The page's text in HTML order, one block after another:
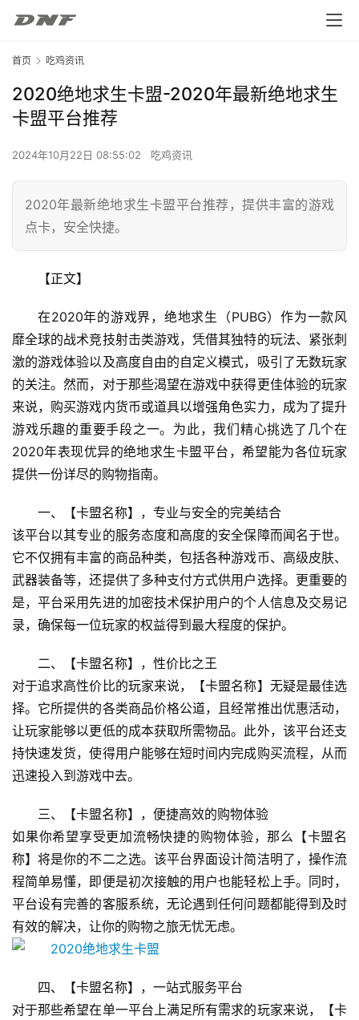
首页 吃鸡资讯
2020绝地求生卡盟-2020年最新绝地求生
卡盟平台推荐
2024年10月22日 08:55:02 吃鸡资讯
2020年最新绝地求生卡盟平台推荐，提供丰富的游戏
点卡，安全快捷。
【正文】
在2020年的游戏界，绝地求生（PUBG）作为一款风
靡全球的战术竞技射击类游戏，凭借其独特的玩法、紧张刺
激的游戏体验以及高度自由的自定义模式，吸引了无数玩家
的关注。然而，对于那些渴望在游戏中获得更佳体验的玩家
来说，购买游戏内货币或道具以增强角色实力，成为了提升
游戏乐趣的重要手段之一。为此，我们精心挑选了几个在
2020年表现优异的绝地求生卡盟平台，希望能为各位玩家
提供一份详尽的购物指南。
一、【卡盟名称】，专业与安全的完美结合
该平台以其专业的服务态度和高度的安全保障而闻名于世。
它不仅拥有丰富的商品种类，包括各种游戏币、高级皮肤、
武器装备等，还提供了多种支付方式供用户选择。更重要的
是，平台采用先进的加密技术保护用户的个人信息及交易记
录，确保每一位玩家的权益得到最大程度的保护。
二、【卡盟名称】，性价比之王
对于追求高性价比的玩家来说，【卡盟名称】无疑是最佳选
择。它所提供的各类商品价格公道，且经常推出优惠活动，
让玩家能够以更低的成本获取所需物品。此外，该平台还支
持快速发货，使得用户能够在短时间内完成购买流程，从而
迅速投入到游戏中去。
三、【卡盟名称】，便捷高效的购物体验
如果你希望享受更加流畅快捷的购物体验，那么【卡盟名
称】将是你的不二之选。该平台界面设计简洁明了，操作流
程简单易懂，即便是初次接触的用户也能轻松上手。同时，
平台设有完善的客服系统，无论遇到任何问题都能得到及时
有效的解决，让你的购物之旅无忧无虑。
四、【卡盟名称】，一站式服务平台
对于那些希望在单一平台上满足所有需求的玩家来说，【卡